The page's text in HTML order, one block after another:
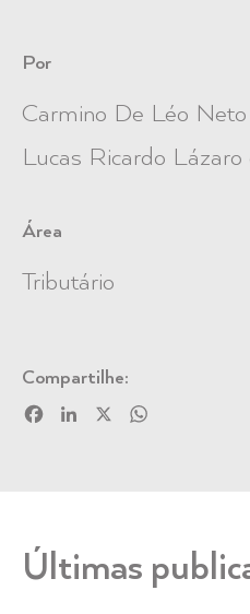
Por
Carmino De Léo Neto
Lucas Ricardo Lázaro
Área
Tributário
Compartilhe:
FacebookLinkedIn
Últimas